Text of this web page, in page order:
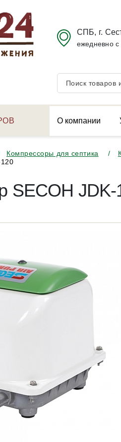
СПБ, г.
ежедневно
О компании
Компрессоры для септика
SECOH JDK-